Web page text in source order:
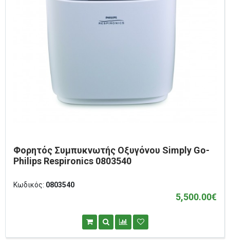
Φορητός Συμπυκνωτής Οξυγόνου Simply Go-
Philips Respironics 0803540
Κωδικός: 0803540
5,500.00€